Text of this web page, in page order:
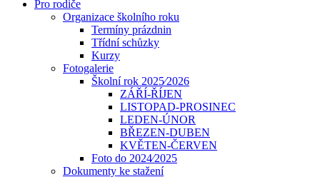
Pro rodiče
Organizace školního roku
Termíny prázdnin
Třídní schůzky
Kurzy
Fotogalerie
Školní rok 2025⁄2026
ZÁŘÍ-ŘÍJEN
LISTOPAD-PROSINEC
LEDEN-ÚNOR
BŘEZEN-DUBEN
KVĚTEN-ČERVEN
Foto do 2024⁄2025
Dokumenty ke stažení